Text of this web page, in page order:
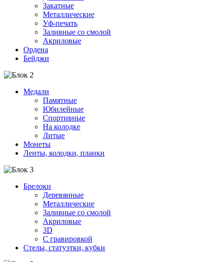
Закатные
Металлические
Уф-печать
Заливные со смолой
Акриловые
Ордена
Бейджи
Медали
Памятные
Юбилейные
Спортивные
На колодке
Литые
Монеты
Ленты, колодки, планки
Брелоки
Деревянные
Металлические
Заливные со смолой
Акриловые
3D
C гравировкой
Стелы, статуэтки, кубки